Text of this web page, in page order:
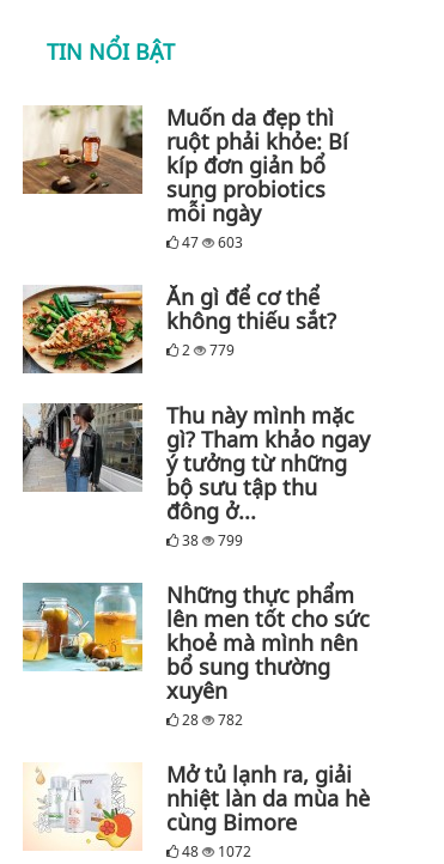
TIN NỔI BẬT
Muốn da đẹp thì
ruột phải khỏe: Bí
kíp đơn giản bổ
sung probiotics
mỗi ngày
47 603
Ăn gì để cơ thể
không thiếu sắt?
2 779
Thu này mình mặc
gì? Tham khảo ngay
ý tưởng từ những
bộ sưu tập thu
đông ở...
38 799
Những thực phẩm
lên men tốt cho sức
khoẻ mà mình nên
bổ sung thường
xuyên
28 782
Mở tủ lạnh ra, giải
nhiệt làn da mùa hè
cùng Bimore
48 1072